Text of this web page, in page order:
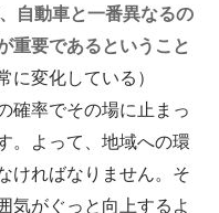
自動車と一番異なるの
重要であるということ
に変化している）
確率でその場に止まっ
。よって、地域への環
ければなりません。そ
気がぐっと向上するよ